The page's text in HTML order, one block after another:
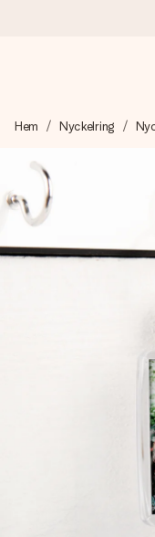
Vi skapar din gåva
mest.
4,6 (baserat på
Våra gåvor
Skapa något unikt
namn, ditt foto
hennes hjärta.
Hem Nyckelring